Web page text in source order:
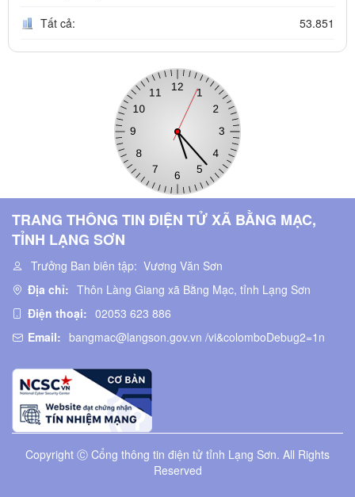
Tất cả: 53.851
TRANG THÔNG TIN ĐIỆN TỬ XÃ BẰNG MẠC,
TỈNH LẠNG SƠN
Trưởng Ban biên tập: Vương Văn Sơn
Địa chỉ: Thôn Làng Giang xã Bằng Mạc, tỉnh Lạng Sơn
Điện thoại: 02053 623 886
Email: bangmac@langson.gov.vn /vi&colomboDebug2=1n
Copyright Ⓒ Cổng thông tin điện tử tỉnh Lạng Sơn. All Rights
Reserved